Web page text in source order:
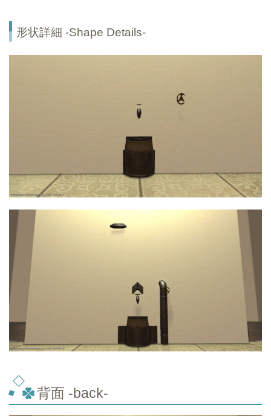
形状詳細 -Shape Details-
背面 -back-